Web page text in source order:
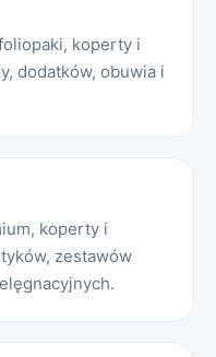
koperty i
dodatków, obuwia i
koperty i
zestawów